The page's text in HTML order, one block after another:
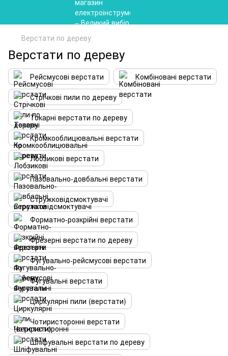
Верстати по дереву
Верстати по дереву
Рейсмусові верстати
Комбіновані верстати
Стрічкові пили по дереву
Токарні верстати по дереву
Кромкооблицювальні верстати
Лобзикові верстати
Пазовально-довбальні верстати
Стружковідсмоктувачі
Форматно-розкрійні верстати
Фрезерні верстати по дереву
Фугувально-рейсмусові верстати
Фугувальні верстати
Циркулярні пили (верстати)
Чотиристоронні верстати
Шліфувальні верстати по дереву